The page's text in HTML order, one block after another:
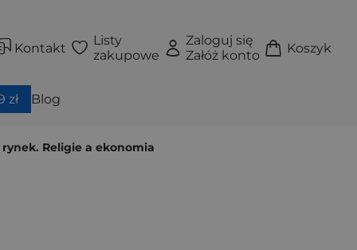
Kontakt
Listy
zakupowe
Zaloguj się
Załóż konto
Koszyk
zł Blog
Religie a ekonomia